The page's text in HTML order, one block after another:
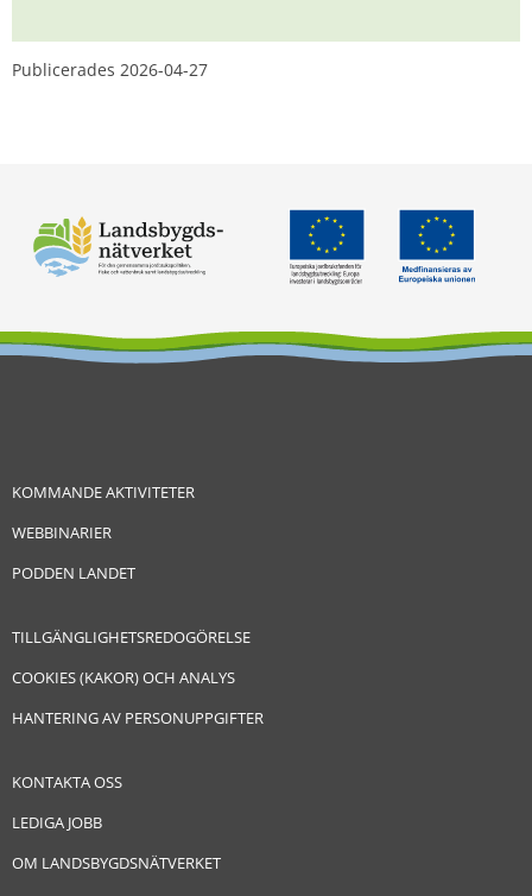
Publicerades 2026-04-27
KOMMANDE AKTIVITETER
WEBBINARIER
PODDEN LANDET
TILLGÄNGLIGHETSREDOGÖRELSE
COOKIES (KAKOR) OCH ANALYS
HANTERING AV PERSONUPPGIFTER
KONTAKTA OSS
LEDIGA JOBB
OM LANDSBYGDSNÄTVERKET